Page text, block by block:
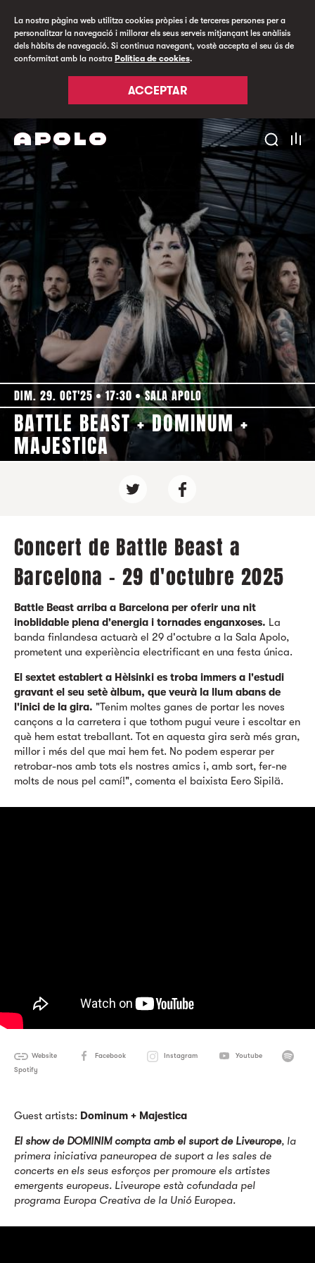
La nostra pàgina web utilitza cookies pròpies i de terceres persones per a
personalitzar la navegació i millorar els seus serveis mitjançant les anàlisis
dels hàbits de navegació. Si continua navegant, vostè accepta el seu ús de
conformitat amb la nostra Política de cookies.
ACCEPTAR
DIM. 29. OCT'25 17:30 SALA APOLO
BATTLE BEAST + DOMINUM +
MAJESTICA
Concert de Battle Beast a
Barcelona - 29 d'octubre 2025
Battle Beast arriba a Barcelona per oferir una nit
inoblidable plena d'energia i tornades enganxoses. La
banda finlandesa actuarà el 29 d'octubre a la Sala Apolo,
prometent una experiència electrificant en una festa única.
El sextet establert a Hèlsinki es troba immers a l'estudi
gravant el seu setè àlbum, que veurà la llum abans de
l'inici de la gira. "Tenim moltes ganes de portar les noves
cançons a la carretera i que tothom pugui veure i escoltar en
què hem estat treballant. Tot en aquesta gira serà més gran,
millor i més del que mai hem fet. No podem esperar per
retrobar-nos amb tots els nostres amics i, amb sort, fer-ne
molts de nous pel camí!", comenta el baixista Eero Sipilä.
Website Facebook Instagram
Youtube
Spotify
Guest artists: Dominum + Majestica
El show de DOMINIM compta amb el suport de Liveurope, la
primera iniciativa paneuropea de suport a les sales de
concerts en els seus esforços per promoure els artistes
emergents europeus. Liveurope està cofundada pel
programa Europa Creativa de la Unió Europea.